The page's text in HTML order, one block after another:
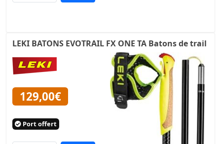
LEKI BATONS EVOTRAIL FX ONE TA Batons de trail
129,00€
Port offert